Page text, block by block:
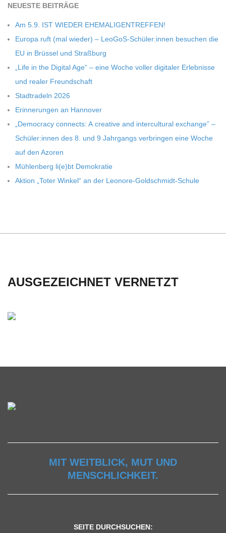
T
-
S
C
H
U
L
NEU­ESTE BEITRÄGE
Am 5.9. IST WIEDER EHEMALIGENTREFFEN!
Europa ruft (mal wie­der) – LeoGoS-Schüler:innen besu­chen die
EU in Brüs­sel und Straßburg
„Life in the Digi­tal Age“ – eine Woche vol­ler digi­ta­ler Erleb­nisse
und rea­ler Freundschaft
Stadt­ra­deln 2026
Erin­ne­run­gen an Hannover
„Demo­cracy con­nects: A crea­tive and inter­cul­tu­ral exch­ange” –
Schüler:innen des 8. und 9 Jahr­gangs ver­brin­gen eine Woche
auf den Azoren
Müh­len­berg li(e)bt Demokratie
Aktion „Toter Win­kel“ an der Leonore-Goldschmidt-Schule
AUSGEZEICHNET VERNETZT
MIT WEITBLICK, MUT UND
MENSCHLICHKEIT.
SEITE DURCHSUCHEN: